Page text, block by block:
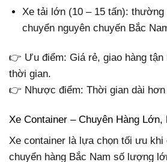
Xe tải lớn (10 – 15 tấn): thường
chuyển nguyên chuyến Bắc
👉 Ưu điểm: Giá rẻ, giao hàng tận
thời gian.
👉 Nhược điểm: Thời gian dài
Xe Container – Chuyên Hàng Lớn,
Xe container là lựa chọn tối ưu khi
chuyển hàng Bắc Nam số lượng